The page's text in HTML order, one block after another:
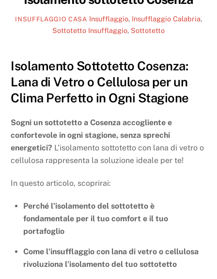
INSUFFLAGGIO CASA Insufflaggio, Insufflaggio Calabria,
Sottotetto Insufflaggio, Sottotetto
Isolamento Sottotetto Cosenza:
Lana di Vetro o Cellulosa per un
Clima Perfetto in Ogni Stagione
Sogni un sottotetto a Cosenza accogliente e
confortevole in ogni stagione, senza sprechi
energetici? L’isolamento sottotetto con lana di vetro o
cellulosa rappresenta la soluzione ideale per te!
In questo articolo, scoprirai:
Perché l’isolamento del sottotetto è
fondamentale per il tuo comfort e il tuo
portafoglio
Come l’insufflaggio con lana di vetro o cellulosa
rivoluziona l’isolamento del tuo sottotetto